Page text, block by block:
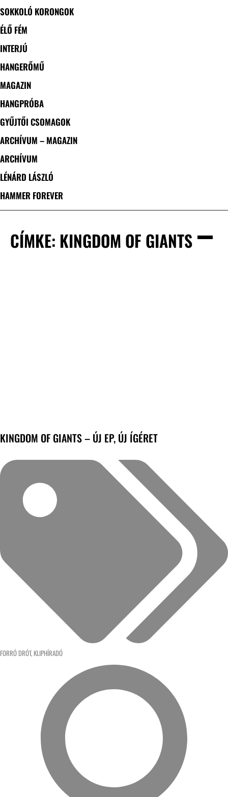
SOKKOLÓ KORONGOK
ÉLŐ FÉM
INTERJÚ
HANGERŐMŰ
MAGAZIN
HANGPRÓBA
GYŰJTŐI CSOMAGOK
ARCHÍVUM – MAGAZIN
ARCHÍVUM
LÉNÁRD LÁSZLÓ
HAMMER FOREVER
CÍMKE: KINGDOM OF GIANTS
KINGDOM OF GIANTS – ÚJ EP, ÚJ ÍGÉRET
FORRÓ DRÓT, KLIPHÍRADÓ